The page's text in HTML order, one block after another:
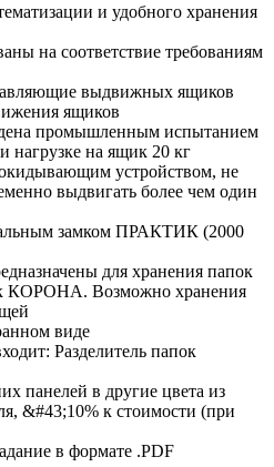
и удобного хранения
на соответствие требованиям
выдвижных ящиков
ящиков
промышленным испытанием
нагрузке на ящик 20 кг
устройством, не
выдвигать более чем один
замком ПРАКТИК (2000
для хранения папок
КОРОНА. Возможно хранения
виде
Разделитель папок
панелей в другие цвета из
&#43;10% к стоимости (при
в формате .PDF